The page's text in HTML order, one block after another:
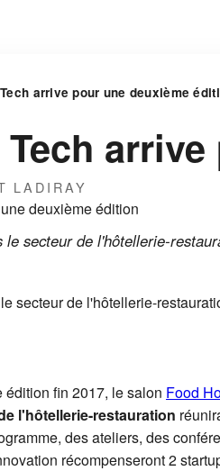
arrive pour une deuxième
LADIRAY
secteur de l'hôtellerie-
secteur de l'hôtellerie-
fin 2017, le salon Food
l'hôtellerie-restauration
des ateliers, des
récompenseront 2